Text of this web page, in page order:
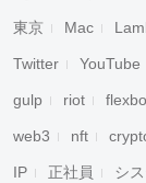
東京 Mac
Twitter YouTube
gulp riot
web3 nft
IP 正社員 シ